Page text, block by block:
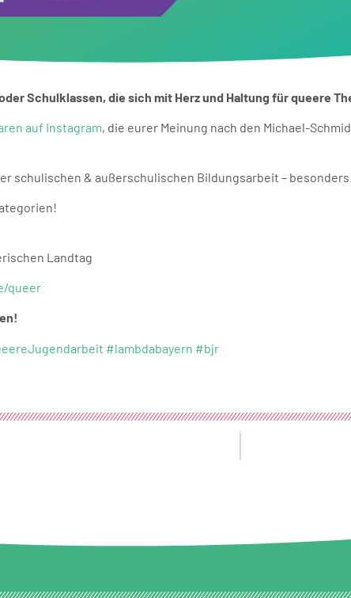
Schulklassen, die sich mit Herz und Haltung für queere
auf Instagram, die eurer Meinung nach den Michael-
schulischen & außerschulischen Bildungsarbeit –
Landtag
queer
#lambdabayern #bjr